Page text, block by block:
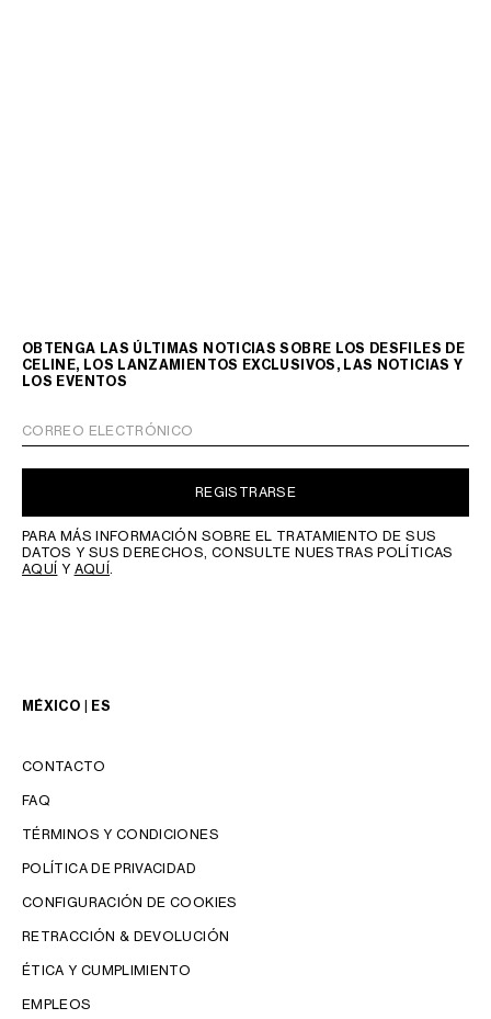
OBTENGA LAS ÚLTIMAS NOTICIAS SOBRE LOS DESFILES DE
CELINE, LOS LANZAMIENTOS EXCLUSIVOS, LAS NOTICIAS Y
LOS EVENTOS
CORREO ELECTRÓNICO
REGISTRARSE
PARA MÁS INFORMACIÓN SOBRE EL TRATAMIENTO DE SUS
DATOS Y SUS DERECHOS, CONSULTE NUESTRAS POLÍTICAS
AQUÍ Y AQUÍ
MÉXICO | ES
CONTACTO
FAQ
TÉRMINOS Y CONDICIONES
POLÍTICA DE PRIVACIDAD
CONFIGURACIÓN DE COOKIES
RETRACCIÓN & DEVOLUCIÓN
ÉTICA Y CUMPLIMIENTO
EMPLEOS